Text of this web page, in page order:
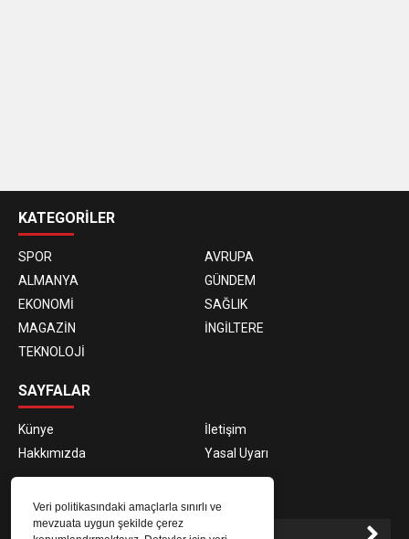
Veri politikasındaki amaçlarla sınırlı ve
mevzuata uygun şekilde çerez
siteleri
KATEGORİLER
SPOR
AVRUPA
ALMANYA
GÜNDEM
EKONOMİ
SAĞLIK
MAGAZİN
İNGİLTERE
TEKNOLOJİ
SAYFALAR
Künye
İletişim
Hakkımızda
Yasal Uyarı